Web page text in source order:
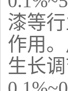
漆等
作用
生长